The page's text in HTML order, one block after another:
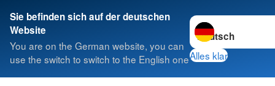
Sie befinden sich auf der deutschen
Website
You are on the German website, you can
use the switch to switch to the English one
Sprache wechseln
Alles klar